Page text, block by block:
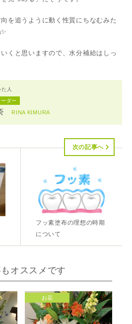
を追うように動く性質にちなむみた
くと思いますので、水分補給はしっ
人
ダー
RINA KIMURA
次の記事へ
フッ素塗布の理想の時期
について
オススメです
お花